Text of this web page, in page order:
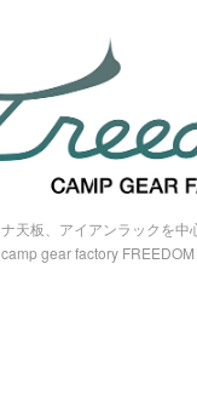
天板、アイアンラックを
gear factory FREEDOM